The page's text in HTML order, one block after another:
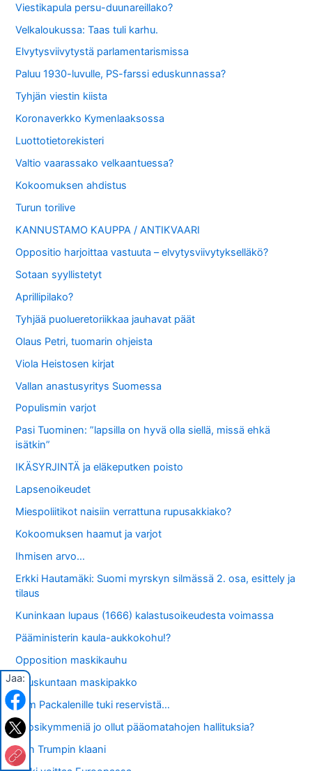
Viestikapula persu-duunareillako?
Velkaloukussa: Taas tuli karhu.
Elvytysviivytystä parlamentarismissa
Paluu 1930-luvulle, PS-farssi eduskunnassa?
Tyhjän viestin kiista
Koronaverkko Kymenlaaksossa
Luottotietorekisteri
Valtio vaarassako velkaantuessa?
Kokoomuksen ahdistus
Turun torilive
KANNUSTAMO KAUPPA / ANTIKVAARI
Oppositio harjoittaa vastuuta – elvytysviivytykselläkö?
Sotaan syyllistetyt
Aprillipilako?
Tyhjää puolueretoriikkaa jauhavat päät
Olaus Petri, tuomarin ohjeista
Viola Heistosen kirjat
Vallan anastusyritys Suomessa
Populismin varjot
Pasi Tuominen: ”lapsilla on hyvä olla siellä, missä ehkä
isätkin”
IKÄSYRJINTÄ ja eläkeputken poisto
Lapsenoikeudet
Miespoliitikot naisiin verrattuna rupusakkiako?
Kokoomuksen haamut ja varjot
Ihmisen arvo…
Erkki Hautamäki: Suomi myrskyn silmässä 2. osa, esittely ja
tilaus
Kuninkaan lupaus (1666) kalastusoikeudesta voimassa
Pääministerin kaula-aukkokohu!?
Opposition maskikauhu
Eduskuntaan maskipakko
Tom Packalenille tuki reservistä…
Vuosikymmeniä jo ollut pääomatahojen hallituksia?
Don Trumpin klaani
Jaa: